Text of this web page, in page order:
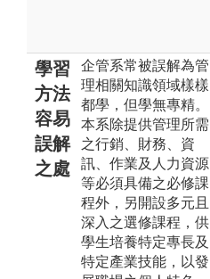
學習
方法
容易
誤解
之處
企管系常被誤解為管
理相關知識領域樣樣
都學，但學無專精。
本系除提供管理所需
之行銷、財務、資
訊、作業及人力資源
等必須具備之必修課
程外，另開設多元且
深入之選修課程，供
學生培養特定專長及
特定產業技能，以發